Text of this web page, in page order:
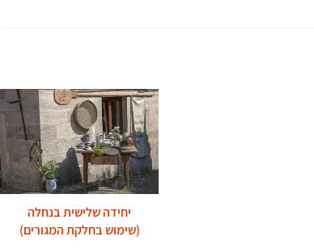
יחידה שלישית בנחלה
(שימוש בחלקת המגורים)